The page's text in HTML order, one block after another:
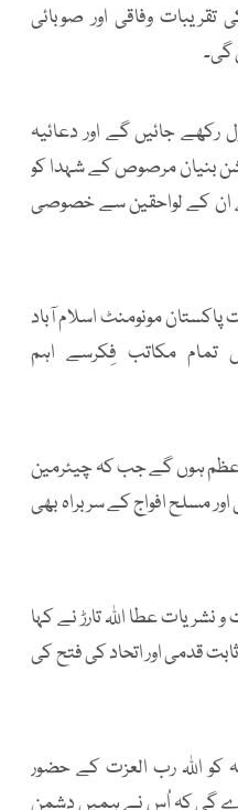
وفاقی اور صوبائی
گی۔
رکھے جائیں گے اور دعائیہ
بنیان مرصوص کے شہدا کو
ان کے لواحقین سے خصوصی
مونومنٹ اسلام آباد
تمام مکاتب فِکرسے اہم
ہوں گے جب کہ چیئرمین
مسلح افواج کے سربراہ بھی
نشریات عطا اللہ تارڑ نے کہا
قدمی اور اتحاد کی فتح کی
کو اللہ رب العزت کے حضور